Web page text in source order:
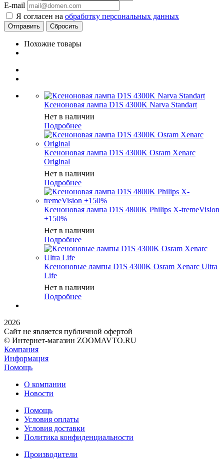
E-mail
Я согласен на обработку персональных данных
Сбросить
Похожие товары
Ксеноновая лампа D1S 4300K Narva Standart
Нет в наличии
Подробнее
Ксеноновая лампа D1S 4300K Osram Xenarc
Original
Нет в наличии
Подробнее
Ксеноновая лампа D1S 4800K Philips X-tremeVision
+150%
Нет в наличии
Подробнее
Ксеноновые лампы D1S 4300K Osram Xenarc Ultra
Life
Нет в наличии
Подробнее
2026
Сайт не является публичной офертой
© Интернет-магазин ZOOMAVTO.RU
Компания
Информация
Помощь
О компании
Новости
Помощь
Условия оплаты
Условия доставки
Политика конфиденциальности
Производители